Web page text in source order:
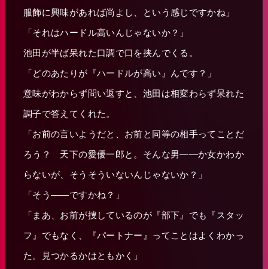
服飾に興味があれば尚よし、という感じですかね」
「それはハードル高いんじゃないか？」
池田が半ば呆れた口調で口を挟んでくる。
「どのあたりが『ハードルが高い』んです？」
意味がわからず問い返すと、池田は相変わらず呆れた
調子で答えてくれた。
「お前の言いようだと、お前と同等の相手ってことだ
ろう？ 天下の愛優一郎と。そんな男――か女かわか
らないが、そうそういないんじゃないか？」
「そう――ですかね？」
「まあ、お前が捜しているのが『部下』でも『スタッ
フ』でもなく、『パートナー』ってことはよくわかっ
た。見つかるかはともかく」